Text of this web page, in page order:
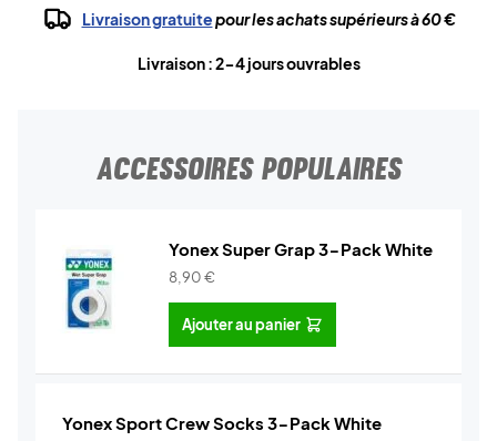
Livraison gratuitepour les achats supérieurs à 60 €
Livraison : 2-4 jours ouvrables
ACCESSOIRES POPULAIRES
Yonex Super Grap 3-Pack White
8,90€
Ajouter au panier
Yonex Sport Crew Socks 3-Pack White